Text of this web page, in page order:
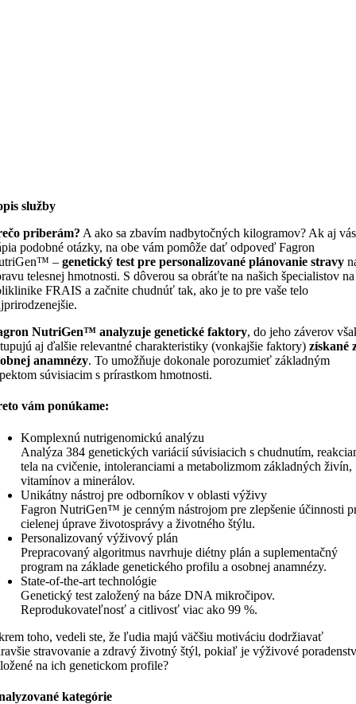
služby
priberám? A ako sa zbavím nadbytočných kilogramov? Ak aj vás
podobné otázky, na obe vám pomôže dať odpoveď Fagron
– genetický test pre personalizované plánovanie stravy
telesnej hmotnosti. S dôverou sa obráťte na našich špecialistov na
FRAIS a začnite chudnúť tak, ako je to pre vaše telo
NutriGen™ analyzuje genetické faktory, do jeho záverov
aj ďalšie relevantné charakteristiky (vonkajšie faktory) získané
anamnézy. To umožňuje dokonale porozumieť základným
súvisiacim s prírastkom hmotnosti.
vám ponúkame:
Komplexnú nutrigenomickú analýzu
Analýza 384 genetických variácií súvisiacich s chudnutím,
tela na cvičenie, intoleranciami a metabolizmom základných živín,
vitamínov a minerálov.
Unikátny nástroj pre odborníkov v oblasti výživy
Fagron NutriGen™ je cenným nástrojom pre zlepšenie účinnosti
cielenej úprave životosprávy a životného štýlu.
Personalizovaný výživový plán
Prepracovaný algoritmus navrhuje diétny plán a suplementačný
program na základe genetického profilu a osobnej anamnézy.
State-of-the-art technológie
Genetický test založený na báze DNA mikročipov.
Reprodukovateľnosť a citlivosť viac ako 99 %.
toho, vedeli ste, že ľudia majú väčšiu motiváciu dodržiavať
stravovanie a zdravý životný štýl, pokiaľ je výživové
na ich genetickom profile?
kategórie